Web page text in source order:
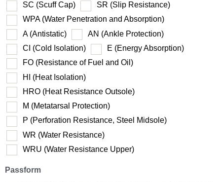
SC (Scuff Cap)
SR (Slip Resistance)
WPA (Water Penetration and Absorption)
A (Antistatic)
AN (Ankle Protection)
CI (Cold Isolation)
E (Energy Absorption)
FO (Resistance of Fuel and Oil)
HI (Heat Isolation)
HRO (Heat Resistance Outsole)
M (Metatarsal Protection)
P (Perforation Resistance, Steel Midsole)
WR (Water Resistance)
WRU (Water Resistance Upper)
Passform